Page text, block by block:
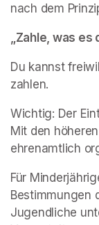
nach dem
„Zahle, was
Du kannst
zahlen.
Wichtig: Der
Mit den
ehrenamtlich
Für
Bestimmungen
Jugendliche